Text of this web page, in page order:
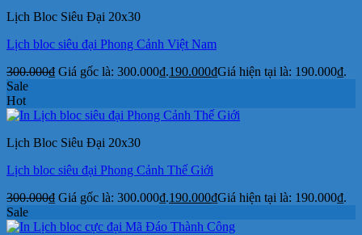
Lịch Bloc Siêu Đại 20x30
Lịch bloc siêu đại Phong Cảnh Việt Nam
300.000₫ Giá gốc là: 300.000₫.190.000₫Giá hiện tại là: 190.000₫.
Sale
Hot
Lịch Bloc Siêu Đại 20x30
Lịch bloc siêu đại Phong Cảnh Thế Giới
300.000₫ Giá gốc là: 300.000₫.190.000₫Giá hiện tại là: 190.000₫.
Sale